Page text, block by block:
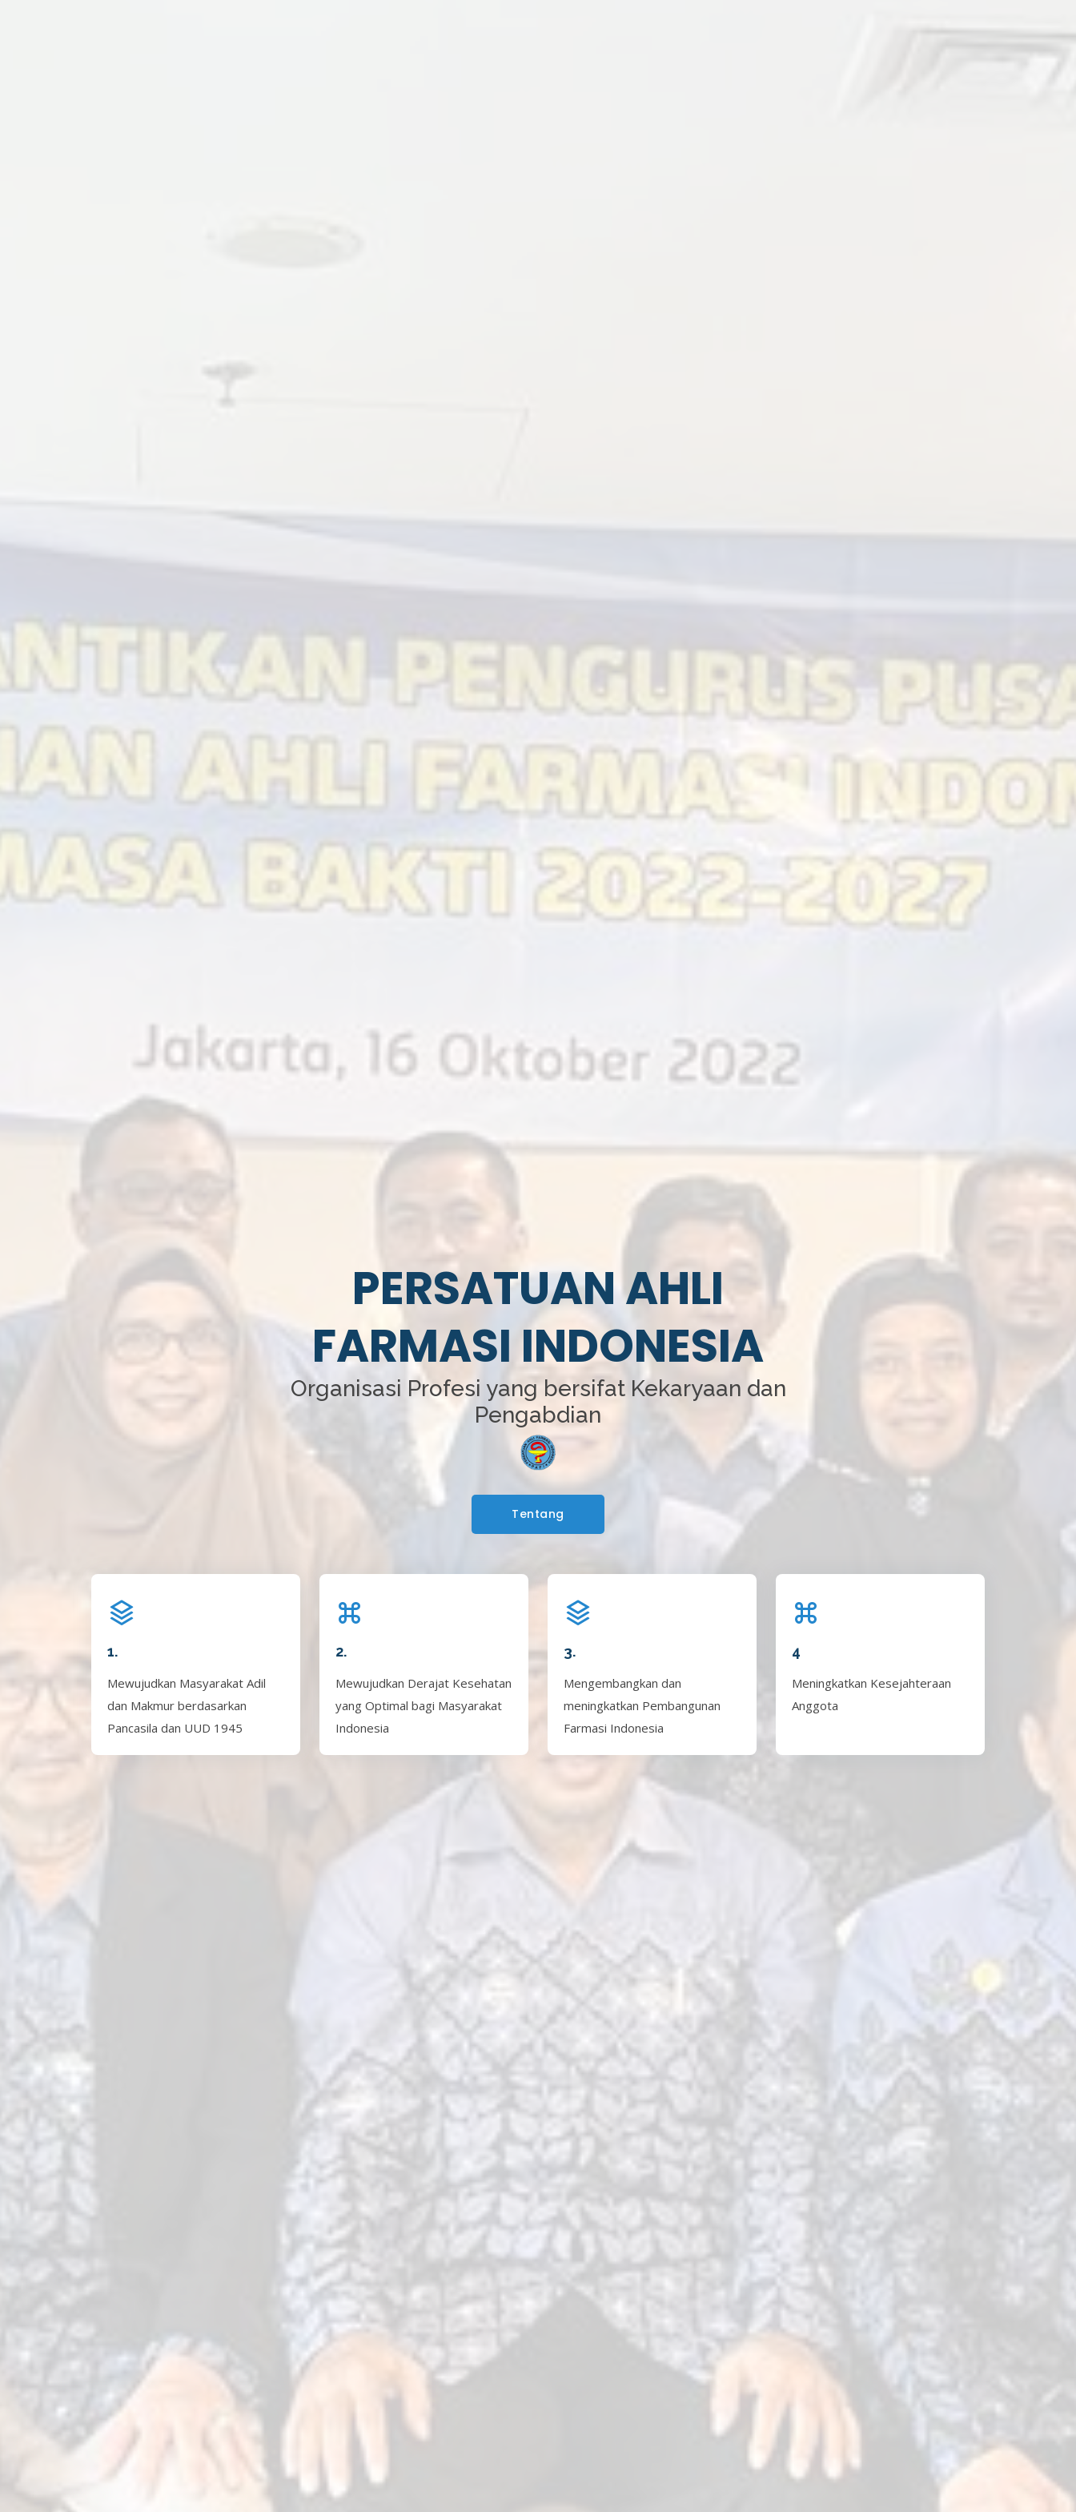
PERSATUAN AHLI
FARMASI INDONESIA
Organisasi Profesi yang bersifat Kekaryaan dan
Pengabdian
Tentang
1.
Mewujudkan Masyarakat Adil
dan Makmur berdasarkan
Pancasila dan UUD 1945
2.
Mewujudkan Derajat Kesehatan
yang Optimal bagi Masyarakat
Indonesia
3.
Mengembangkan dan
meningkatkan Pembangunan
Farmasi Indonesia
4
Meningkatkan Kesejahteraan
Anggota